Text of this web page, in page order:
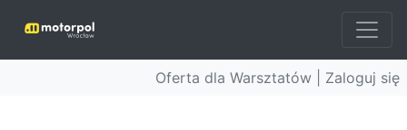
Oferta dla Warsztatów | Zaloguj się